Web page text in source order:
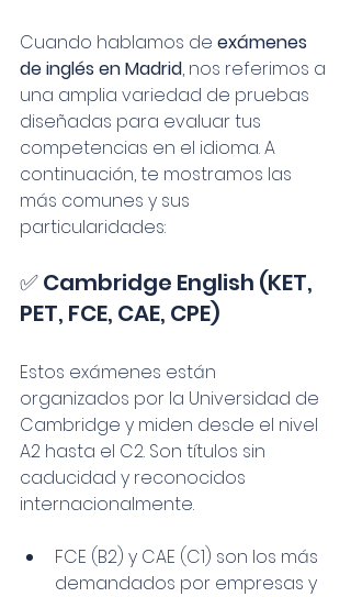
Cuando hablamos de exámenes
de inglés en Madrid, nos referimos a
una amplia variedad de pruebas
diseñadas para evaluar tus
competencias en el idioma. A
continuación, te mostramos las
más comunes y sus
particularidades:
✅ Cambridge English (KET,
PET, FCE, CAE, CPE)
Estos exámenes están
organizados por la Universidad de
Cambridge y miden desde el nivel
A2 hasta el C2. Son títulos sin
caducidad y reconocidos
internacionalmente.
FCE (B2) y CAE (C1) son los más
demandados por empresas y